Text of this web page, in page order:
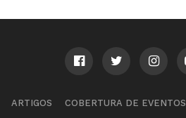
ARTIGOS COBERTURA DE EVENTOS